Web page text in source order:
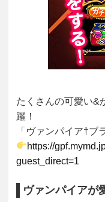
たくさんの可愛い&
躍！
「ヴァンパイア†ブ
https://
guest_direct=1
ヴァンパイアが